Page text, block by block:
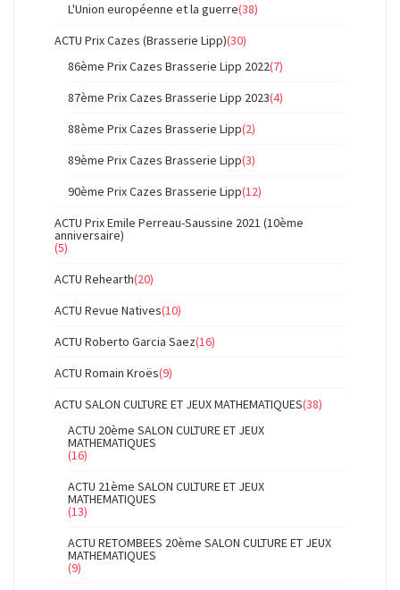
L'Union européenne et la guerre(38)
ACTU Prix Cazes (Brasserie Lipp)(30)
86ème Prix Cazes Brasserie Lipp 2022(7)
87ème Prix Cazes Brasserie Lipp 2023(4)
88ème Prix Cazes Brasserie Lipp(2)
89ème Prix Cazes Brasserie Lipp(3)
90ème Prix Cazes Brasserie Lipp(12)
ACTU Prix Emile Perreau-Saussine 2021 (10ème
anniversaire)
(5)
ACTU Rehearth(20)
ACTU Revue Natives(10)
ACTU Roberto Garcia Saez(16)
ACTU Romain Kroës(9)
ACTU SALON CULTURE ET JEUX MATHEMATIQUES(38)
ACTU 20ème SALON CULTURE ET JEUX
MATHEMATIQUES
(16)
ACTU 21ème SALON CULTURE ET JEUX
MATHEMATIQUES
(13)
ACTU RETOMBEES 20ème SALON CULTURE ET JEUX
MATHEMATIQUES
(9)